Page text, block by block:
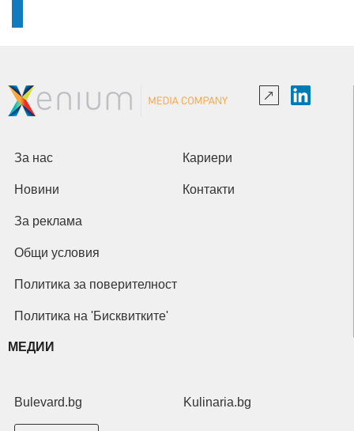
За нас Кариери
Новини Контакти
За реклама
Общи условия
Политика за поверителност
Политика на 'Бисквитките'
МЕДИИ
Bulevard.bg Kulinaria.bg